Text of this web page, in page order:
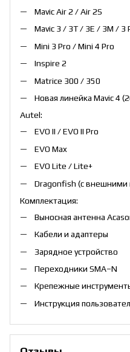
Mavic Air 2 / Air 2S
Mavic 3 / 3T / 3E / 3M / 3
Mini 3 Pro / Mini 4 Pro
Inspire 2
Matrice 300 / 350
Новая линейка Mavic 4
Autel:
EVO II / EVO II Pro
EVO Max
EVO Lite / Lite+
Dragonfish (с внешними
Комплектация:
Выносная антенна
Кабели и адаптеры
Зарядное устройство
Переходники SMA–N
Крепежные
Инструкция